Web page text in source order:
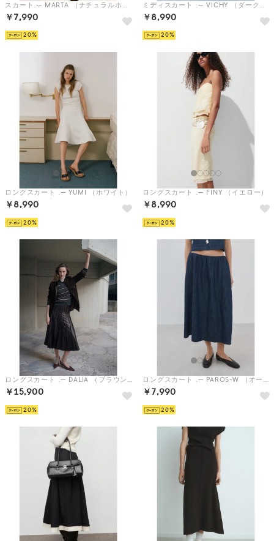
スカート.-- MARTA （ナチュラルホワイト）
￥7,990
20
ミディスカート .-- VICHY （ダークブラウン）
￥8,990
20
ロングスカート .-- YUMI （ホワイト）
￥8,990
20
ロングスカート .-- FINY （イエロー）
￥8,990
20
ロングスカート .-- DALIA （ブラウン）
￥15,900
20
ロングスカート .-- PAROS-W （オープンブルー）
￥7,990
20